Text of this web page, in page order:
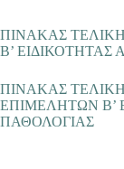
ΠΙΝΑΚΑΣ
Β’ ΕΙΔΙΚΟΤΗΤΑΣ
ΠΙΝΑΚΑΣ
ΕΠΙΜΕΛΗΤΩΝ Β’
ΠΑΘΟΛΟΓΙΑΣ